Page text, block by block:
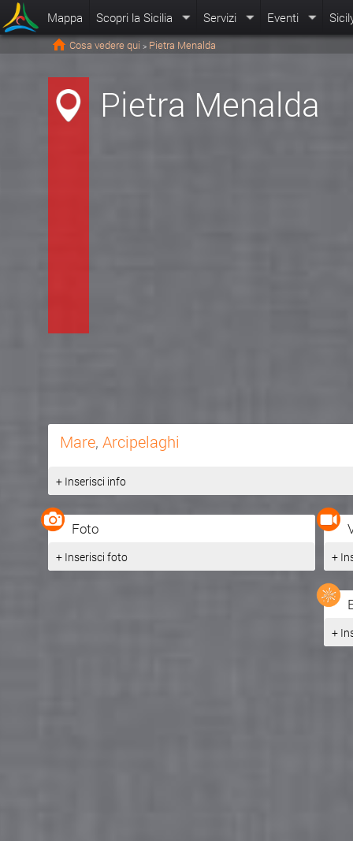
Mappa Scopri la Sicilia Servizi Eventi
Cosa vedere qui > Pietra Menalda
Pietra Menalda
Mare,Arcipelaghi
+ Inserisci info
Foto
+ Inserisci foto +
+